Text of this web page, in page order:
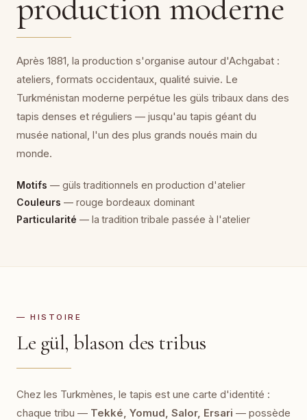
production moderne
Après 1881, la production s'organise autour d'Achgabat :
ateliers, formats occidentaux, qualité suivie. Le
Turkménistan moderne perpétue les güls tribaux dans des
tapis denses et réguliers — jusqu'au tapis géant du
musée national, l'un des plus grands noués main du
monde.
Motifs — güls traditionnels en production d'atelier
Couleurs — rouge bordeaux dominant
Particularité — la tradition tribale passée à l'atelier
— HISTOIRE
Le gül, blason des tribus
Chez les Turkmènes, le tapis est une carte d'identité :
chaque tribu — Tekké, Yomud, Salor, Ersari — possède